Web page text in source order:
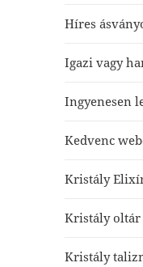
Híres
Igazi vagy
Ingyenesen
Kedvenc
Kristály
Kristály oltár
Kristály